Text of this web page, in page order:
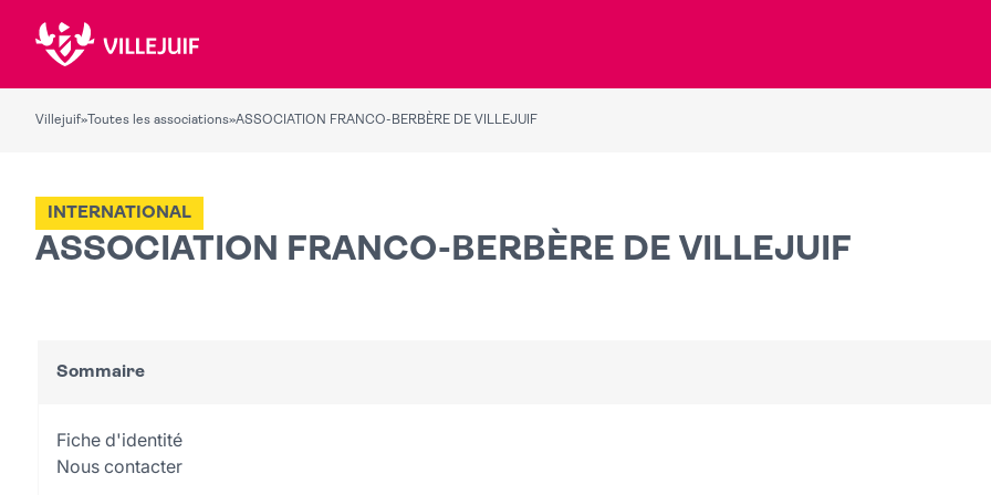
Villejuif» Toutes les associations»ASSOCIATION FRANCO-BERBÈRE DE VILLEJUIF
ASSOCIATION FRANCO-BERBÈRE DE VILLEJUIF
INTERNATIONAL
Sommaire
Fiche d'identité
Nous contacter